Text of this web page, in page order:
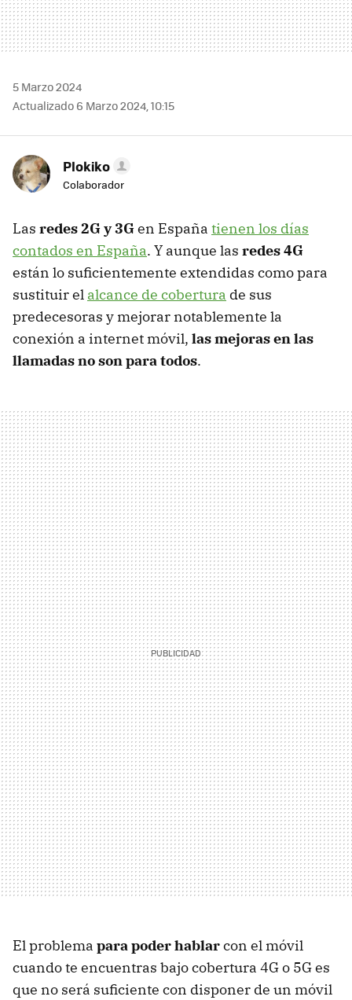
5 Marzo 2024
Actualizado 6 Marzo 2024, 10:15
Plokiko
Colaborador
Las redes 2G y 3Gen España tienen los días
contados en España. Y aunque las redes 4G
están lo suficientemente extendidas como para
sustituir el alcance de cobertura de sus
predecesoras y mejorar notablemente la
conexión a internet móvil, las mejoras en las
llamadas no son para todos.
El problema para poder hablarcon el móvil
cuando te encuentras bajo cobertura 4G o 5G es
que no será suficiente con disponer de un móvil